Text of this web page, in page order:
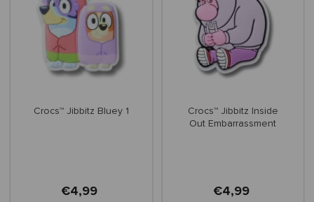
Crocs™ Jibbitz Bluey 1
€4,99
Crocs™ Jibbitz Inside
Out Embarrassment
€4,99